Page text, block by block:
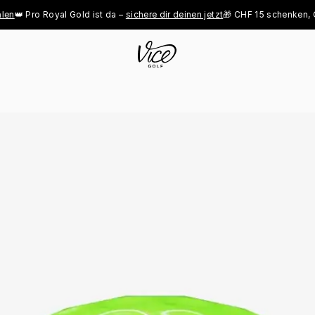
Pro Royal Gold ist da – sichere dir deinen jetzt🎁 CHF 15 schenken,